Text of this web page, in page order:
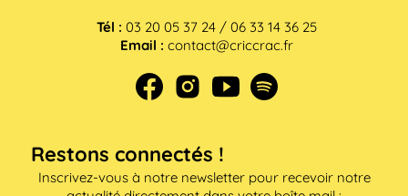
Tél : 03 20 05 37 24 / 06 33 14 36 25
Email : contact@criccrac.fr
Restons connectés !
Inscrivez-vous à notre newsletter pour recevoir notre